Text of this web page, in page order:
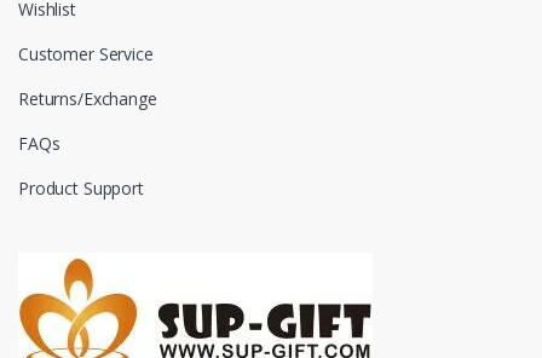
Wishlist
Customer Service
Returns/Exchange
FAQs
Product Support